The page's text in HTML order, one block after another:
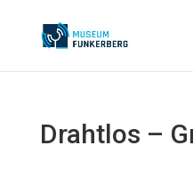
Drahtlos –